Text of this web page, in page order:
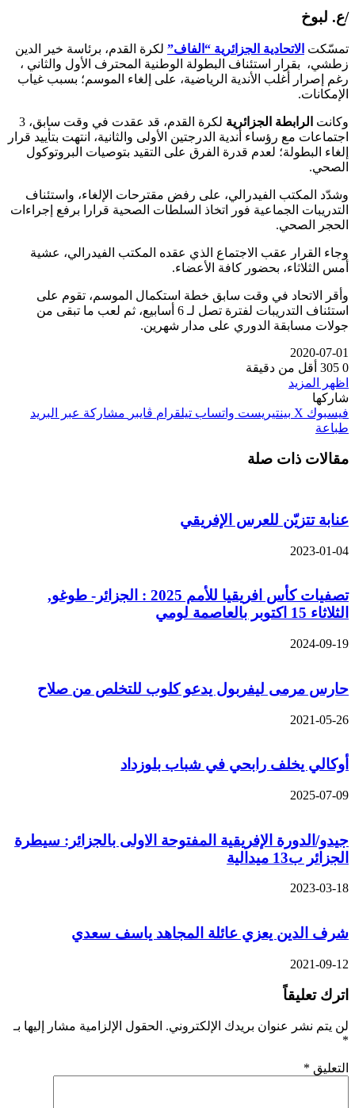
/ع. لبوخ
تمسّكت الاتحادية الجزائرية “الفاف” لكرة القدم، برئاسة خير الدين
زطشي، بقرار استئناف البطولة الوطنية المحترف الأول والثاني ،
رغم إصرار أغلب الأندية الرياضية، على إلغاء الموسم؛ بسبب غياب
الإمكانات.
وكانت الرابطة الجزائرية
لكرة القدم، قد عقدت في وقت سابق، 3
اجتماعات مع رؤساء أندية الدرجتين الأولى والثانية، انتهت بتأييد قرار
إلغاء البطولة؛ لعدم قدرة الفرق على التقيد بتوصيات البروتوكول
الصحي.
وشدّد المكتب الفيدرالي، على رفض مقترحات الإلغاء، واستئناف
التدريبات الجماعية فور اتخاذ السلطات الصحية قرارا برفع إجراءات
الحجر الصحي.
وجاء القرار عقب الاجتماع الذي عقده المكتب الفيدرالي، عشية
أمس الثلاثاء، بحضور كافة الأعضاء.
وأقر الاتحاد في وقت سابق خطة استكمال الموسم، تقوم على
استئناف التدريبات لفترة تصل لـ 6 أسابيع، ثم لعب ما تبقى من
جولات مسابقة الدوري على مدار شهرين.
2020-07-01
0
أقل من دقيقة
اظهر المزيد
شاركها
فيسبوك ‫X بينتيريست واتساب تيلقرام ڤايبر مشاركة عبر البريد
طباعة
مقالات ذات صلة
عنابة تتزيّن للعرس الإفريقي
2023-01-04
تصفيات كأس افريقيا للأمم 2025 : الجزائر- طوغو,
الثلاثاء 15 اكتوبر بالعاصمة لومي
2024-09-19
حارس مرمى ليفربول يدعو كلوب للتخلص من صلاح
2021-05-26
أوكالي يخلف رابحي في شباب بلوزداد
2025-07-09
جيدو/الدورة الإفريقية المفتوحة الاولى بالجزائر: سيطرة
الجزائر ب13 ميدالية
2023-03-18
شرف الدين يعزي عائلة المجاهد ياسف سعدي
2021-09-12
اترك تعليقاً
لن يتم نشر عنوان بريدك الإلكتروني. الحقول الإلزامية مشار إليها بـ
*
التعليق *